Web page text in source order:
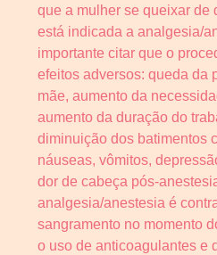
que a mulher se queixar de
está indicada a analgesia/
importante citar que o
efeitos adversos: queda da
mãe, aumento da
aumento da duração do
diminuição dos batimentos
náuseas, vômitos,
dor de cabeça pós-
analgesia/anestesia é
sangramento no momento
o uso de anticoagulantes e